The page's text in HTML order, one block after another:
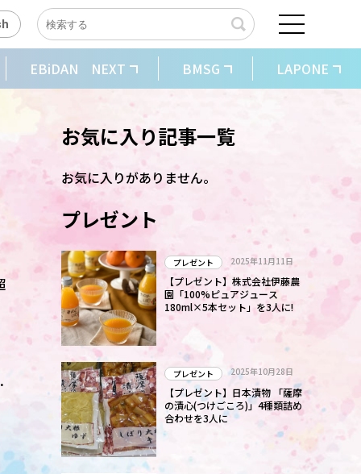
EBiDAN NEXT BMSG LAPONE
お気に入り記事一覧
お気に入りがありません。
プレゼント
プレゼント 2025年11月11日
【プレゼント】株式会社伊藤農
園「100%ピュアジュース
180ml×5本セット」を3人に!
プレゼント 2025年10月28日
【プレゼント】日本漬物 「薩摩
の漬心(つけごころ)」4種類詰め
合わせを3人に